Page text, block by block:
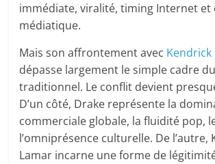
immédiate, viralité, timing Internet
médiatique.
Mais son affrontement avec Kendrick
dépasse largement le simple cadre
traditionnel. Le conflit devient
D’un côté, Drake représente la
commerciale globale, la fluidité pop,
l’omniprésence culturelle. De l’autre,
Lamar incarne une forme de